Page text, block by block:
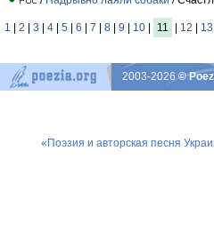
1 | 2 | 3 | 4 | 5 | 6 | 7 | 8 | 9 | 10 | 11 | 12 | 13
2003-2026©
«Поэзия и авторская песня